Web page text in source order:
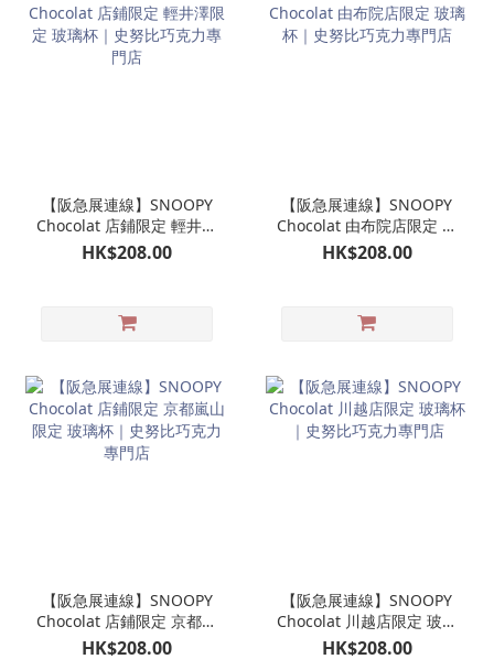
【阪急展連線】SNOOPY
Chocolat 店鋪限定 輕井澤
限定 玻璃杯｜史努比巧克
力專門店
HK$208.00
【阪急展連線】SNOOPY
Chocolat 由布院店限定 玻
璃杯｜史努比巧克力專門
HK$208.00
【阪急展連線】SNOOPY
Chocolat 店鋪限定 京都嵐
山限定 玻璃杯｜史努比巧
HK$208.00
【阪急展連線】SNOOPY
Chocolat 川越店限定 玻璃
杯｜史努比巧克力專門店
HK$208.00